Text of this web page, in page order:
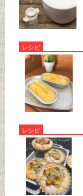
レシピ
レシピ